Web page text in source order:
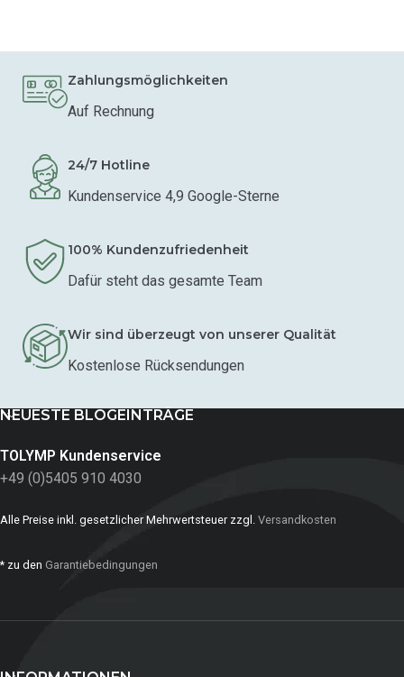
Zahlungsmöglichkeiten
Auf Rechnung
24/7 Hotline
Kundenservice 4,9 Google-Sterne
100% Kundenzufriedenheit
Dafür steht das gesamte Team
Wir sind überzeugt von unserer Qualität
Kostenlose Rücksendungen
NEUESTE BLOGEINTRÄGE
TOLYMP Kundenservice
+49 (0)5405 910 4030
Alle Preise inkl. gesetzlicher Mehrwertsteuer zzgl. Versandkosten
* zu den Garantiebedingungen